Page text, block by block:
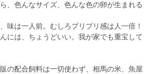
、色んなサイズ、色んな色の卵が生まれる
味は一人前。むしろプリプリ感は人一倍！
には、ちょうどいい。我が家でも重宝して
の配合飼料は一切使わず、相馬の米、魚屋